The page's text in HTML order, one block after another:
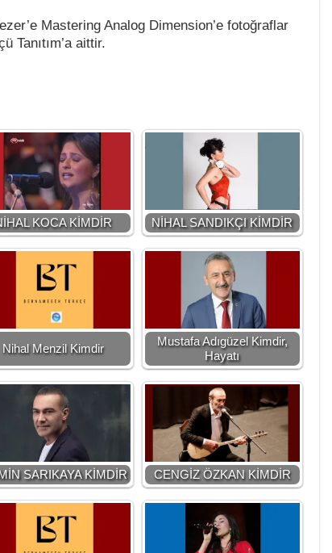
Mastering Analog Dimension’e fotoğraflar
Tanıtım’a aittir.
KOCA KİMDİR NİHAL SANDIKÇI KİMDİR
Nihal Menzil Kimdir
Mustafa Adıgüzel Kimdir,
Hayatı
SARIKAYA KİMDİR CENGİZ ÖZKAN KİMDİR